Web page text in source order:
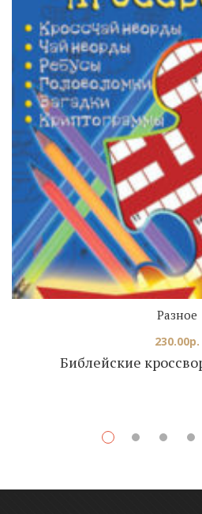
Библейские
Разное
230.00р.